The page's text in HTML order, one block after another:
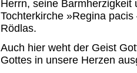
Herrn, seine
Tochterkirche »Regina
Rödlas.
Auch hier weht der Geist
Gottes in unsere Herzen